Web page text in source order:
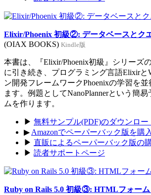
Elixir/Phoenix 初級②: データベースとク
(OIAX BOOKS) Kindle版
本書は、『Elixir/Phoenix初級』シリーズ
に引き続き、プログラミング言語Elixirと
ン開発フレームワークPhoenixの学習を
ます。例題としてNanoPlannerという簡
ムを作ります。
▶ 無料サンプル(PDF)のダウンロー
▶ Amazonでペーパーバック版を購入
▶ 直販によるペーパーバック版の
▶ 読者サポートページ
Ruby on Rails 5.0 初級③: HTMLフォーム